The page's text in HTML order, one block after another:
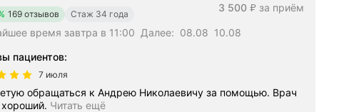
отзывов
169 отзывов Стаж 34 года
Цена
3500
3 500 ₽ за приём
время завтра в 11:00 Далее: 08.08 10.08
пациентов:
7 июля
обращаться к Андрею Николаевичу за помощью. Врач
Читать ещё